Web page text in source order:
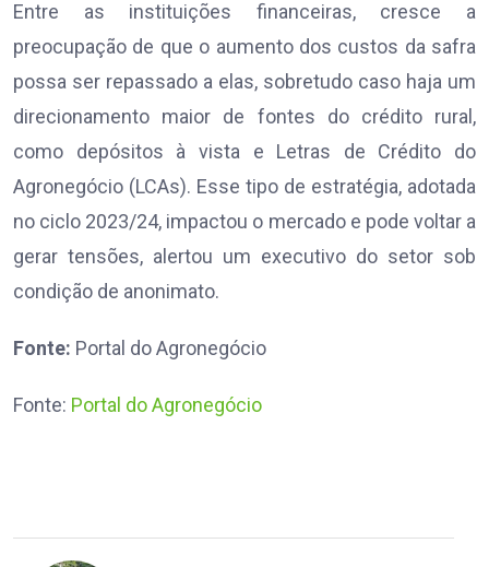
Entre as instituições financeiras, cresce a
preocupação de que o aumento dos custos da safra
possa ser repassado a elas, sobretudo caso haja um
direcionamento maior de fontes do crédito rural,
como depósitos à vista e Letras de Crédito do
Agronegócio (LCAs). Esse tipo de estratégia, adotada
no ciclo 2023/24, impactou o mercado e pode voltar a
gerar tensões, alertou um executivo do setor sob
condição de anonimato.
Fonte: Portal do Agronegócio
Fonte: Portal do Agronegócio